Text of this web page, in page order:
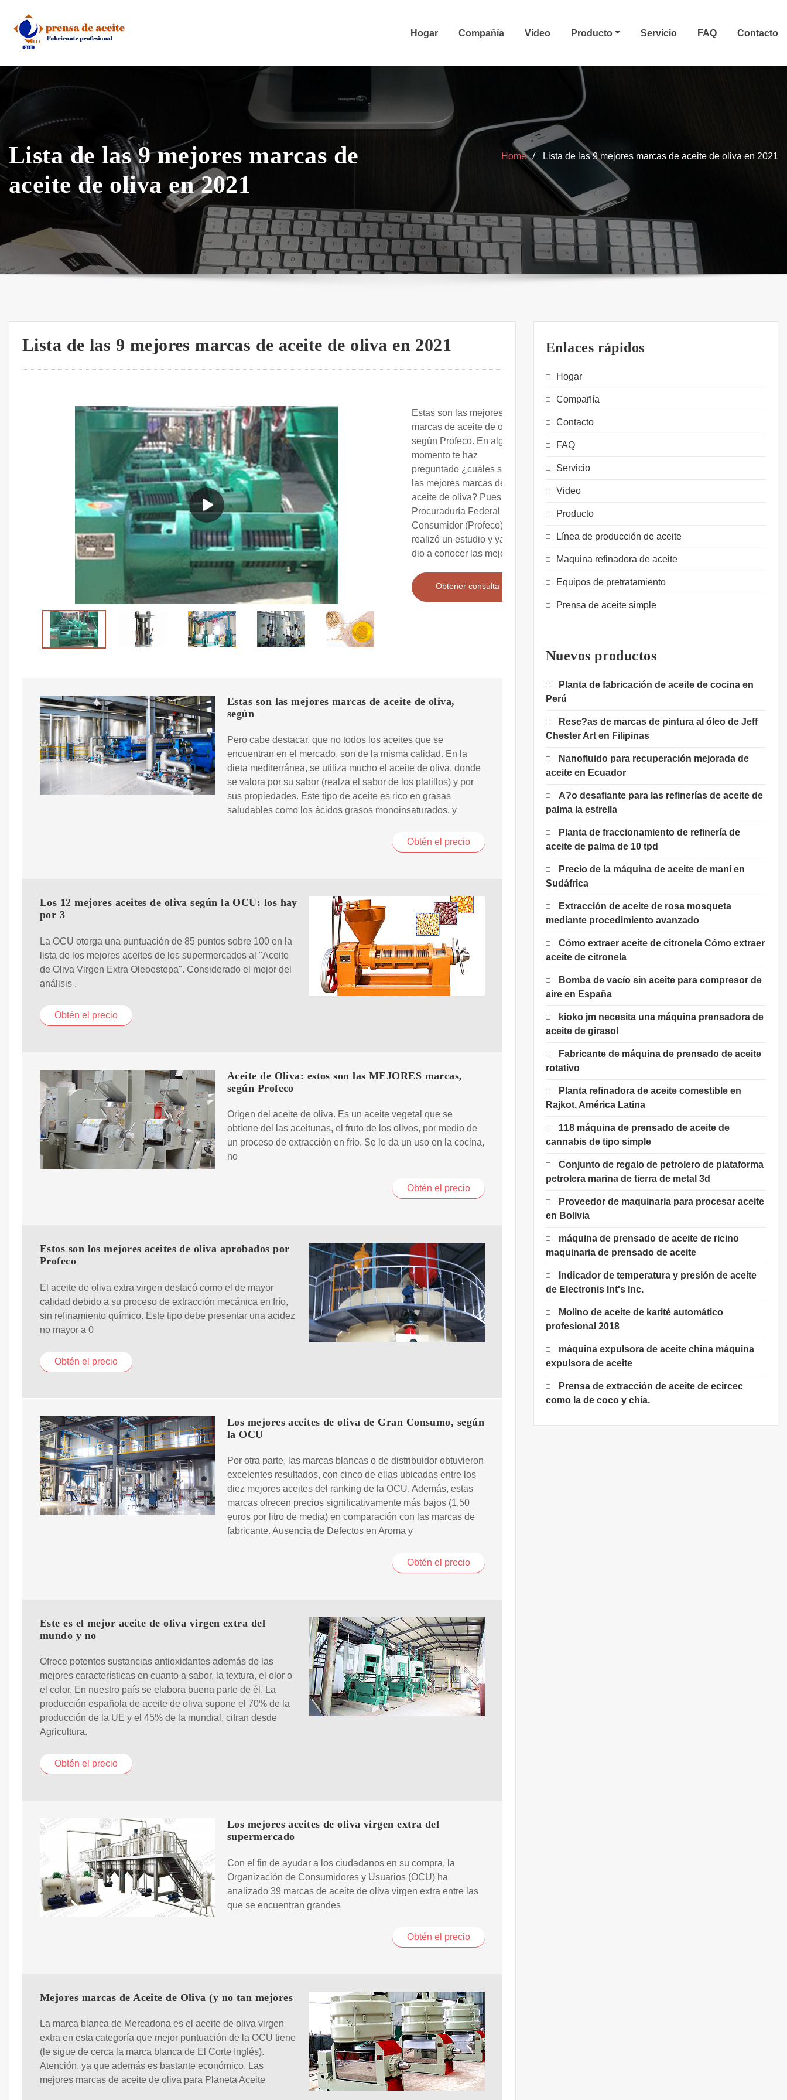
content
Hogar Compañía Video Producto Servicio FAQ Contacto
Lista de las 9 mejores marcas de
aceite de oliva en 2021
Home Lista de las 9 mejores marcas de aceite de oliva en 2021
Lista de las 9 mejores marcas de aceite de oliva en 2021
Estas son las mejores
marcas de aceite de oliva,
según Profeco. En algún
momento te haz
preguntado ¿cuáles son
las mejores marcas de
aceite de oliva? Pues la
Procuraduría Federal del
Consumidor (Profeco)
realizó un estudio y ya a
dio a conocer las mejores
Obtener consulta
Estas son las mejores marcas de aceite de oliva,
según
Pero cabe destacar, que no todos los aceites que se
encuentran en el mercado, son de la misma calidad. En la
dieta mediterránea, se utiliza mucho el aceite de oliva, donde
se valora por su sabor (realza el sabor de los platillos) y por
sus propiedades. Este tipo de aceite es rico en grasas
saludables como los ácidos grasos monoinsaturados, y
Obtén el precio
Los 12 mejores aceites de oliva según la OCU: los hay
por 3
La OCU otorga una puntuación de 85 puntos sobre 100 en la
lista de los mejores aceites de los supermercados al "Aceite
de Oliva Virgen Extra Oleoestepa". Considerado el mejor del
análisis .
Obtén el precio
Aceite de Oliva: estos son las MEJORES marcas,
según Profeco
Origen del aceite de oliva. Es un aceite vegetal que se
obtiene del las aceitunas, el fruto de los olivos, por medio de
un proceso de extracción en frío. Se le da un uso en la cocina,
no
Obtén el precio
Estos son los mejores aceites de oliva aprobados por
Profeco
El aceite de oliva extra virgen destacó como el de mayor
calidad debido a su proceso de extracción mecánica en frío,
sin refinamiento químico. Este tipo debe presentar una acidez
no mayor a 0
Obtén el precio
Los mejores aceites de oliva de Gran Consumo, según
la OCU
Por otra parte, las marcas blancas o de distribuidor obtuvieron
excelentes resultados, con cinco de ellas ubicadas entre los
diez mejores aceites del ranking de la OCU. Además, estas
marcas ofrecen precios significativamente más bajos (1,50
euros por litro de media) en comparación con las marcas de
fabricante. Ausencia de Defectos en Aroma y
Obtén el precio
Este es el mejor aceite de oliva virgen extra del
mundo y no
Ofrece potentes sustancias antioxidantes además de las
mejores características en cuanto a sabor, la textura, el olor o
el color. En nuestro país se elabora buena parte de él. La
producción española de aceite de oliva supone el 70% de la
producción de la UE y el 45% de la mundial, cifran desde
Agricultura.
Obtén el precio
Los mejores aceites de oliva virgen extra del
supermercado
Con el fin de ayudar a los ciudadanos en su compra, la
Organización de Consumidores y Usuarios (OCU) ha
analizado 39 marcas de aceite de oliva virgen extra entre las
que se encuentran grandes
Obtén el precio
Mejores marcas de Aceite de Oliva (y no tan mejores
La marca blanca de Mercadona es el aceite de oliva virgen
extra en esta categoría que mejor puntuación de la OCU tiene
(le sigue de cerca la marca blanca de El Corte Inglés).
Atención, ya que además es bastante económico. Las
mejores marcas de aceite de oliva para Planeta Aceite
Enlaces rápidos
Hogar
Compañía
Contacto
FAQ
Servicio
Video
Producto
Línea de producción de aceite
Maquina refinadora de aceite
Equipos de pretratamiento
Prensa de aceite simple
Nuevos productos
Planta de fabricación de aceite de cocina en
Perú
Rese?as de marcas de pintura al óleo de Jeff
Chester Art en Filipinas
Nanofluido para recuperación mejorada de
aceite en Ecuador
A?o desafiante para las refinerías de aceite de
palma la estrella
Planta de fraccionamiento de refinería de
aceite de palma de 10 tpd
Precio de la máquina de aceite de maní en
Sudáfrica
Extracción de aceite de rosa mosqueta
mediante procedimiento avanzado
Cómo extraer aceite de citronela Cómo extraer
aceite de citronela
Bomba de vacío sin aceite para compresor de
aire en España
kioko jm necesita una máquina prensadora de
aceite de girasol
Fabricante de máquina de prensado de aceite
rotativo
Planta refinadora de aceite comestible en
Rajkot, América Latina
118 máquina de prensado de aceite de
cannabis de tipo simple
Conjunto de regalo de petrolero de plataforma
petrolera marina de tierra de metal 3d
Proveedor de maquinaria para procesar aceite
en Bolivia
máquina de prensado de aceite de ricino
maquinaria de prensado de aceite
Indicador de temperatura y presión de aceite
de Electronis Int's Inc.
Molino de aceite de karité automático
profesional 2018
máquina expulsora de aceite china máquina
expulsora de aceite
Prensa de extracción de aceite de ecircec
como la de coco y chía.